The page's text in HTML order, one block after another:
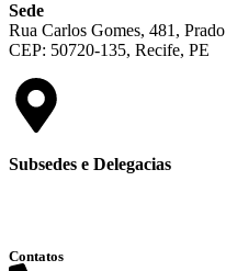
Sede
Rua Carlos Gomes, 481, Prado
CEP: 50720-135, Recife, PE
Subsedes e Delegacias
Contatos